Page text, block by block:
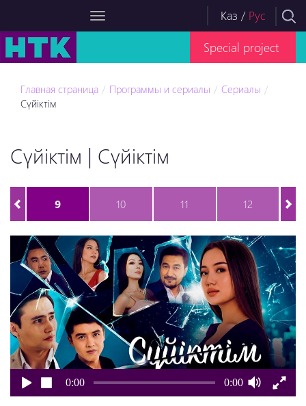
Каз / Рус
Special project
Главная страница Программы и сериалы
Сериалы
Сүйіктім
Сүйіктім | Сүйіктім
9 10 11 12
0:00 0:00